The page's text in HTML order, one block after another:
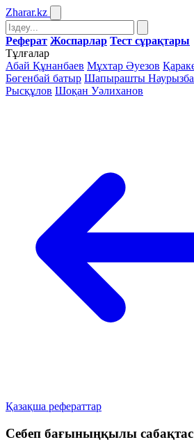
Zharar.kz
Реферат Жоспарлар Тест сұрақтары
Тұлғалар
Абай Құнанбаев Мұхтар Әуезов
Бөгенбай батыр Шапырашты
Рысқұлов Шоқан Уәлиханов
Қазақша рефераттар
Себеп бағыныңқылы